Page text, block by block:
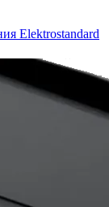
Elektrostandard